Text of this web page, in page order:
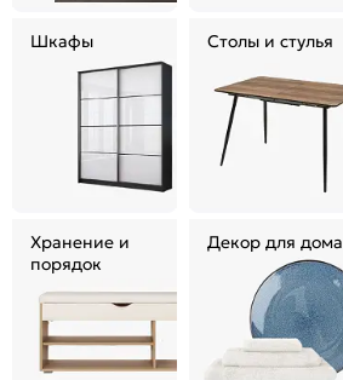
Шкафы Столы и стулья
Хранение и
порядок
Декор для дома